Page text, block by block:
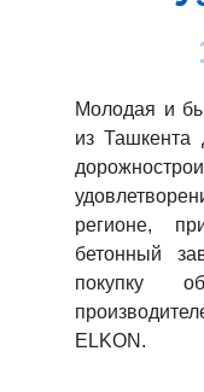
Молодая и
из Ташкента
регионе,
бетонный
покупку
ELKON.